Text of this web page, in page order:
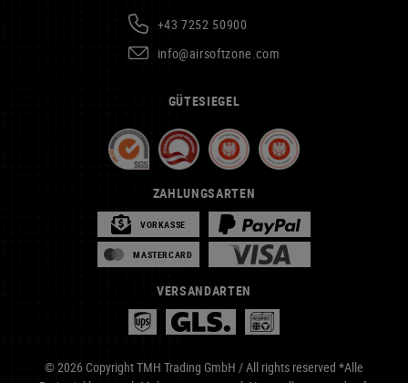
+43 7252 50900
info@airsoftzone.com
GÜTESIEGEL
ZAHLUNGSARTEN
VORKASSE
MASTERCARD
VERSANDARTEN
© 2026 Copyright TMH Trading GmbH / All rights reserved *Alle